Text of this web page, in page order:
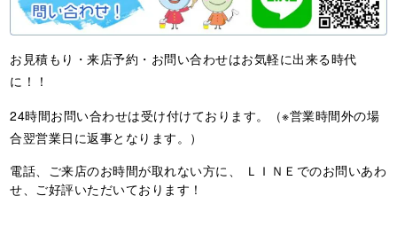
お見積もり・来店予約・お問い合わせはお気軽に出来る時代
に！！
24時間お問い合わせは受け付けております。（※営業時間外の場
合翌営業日に返事となります。）
電話、ご来店のお時間が取れない方に、 ＬＩＮＥでのお問いあわ
せ、ご好評いただいております！